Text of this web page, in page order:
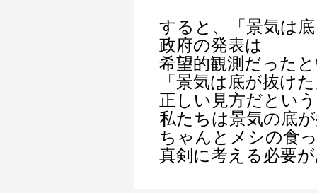
すると、「景気は
政府の発表は
希望的観測だった
「景気は底が抜け
正しい見方だとい
私たちは景気の底
ちゃんとメシの食
真剣に考える必要